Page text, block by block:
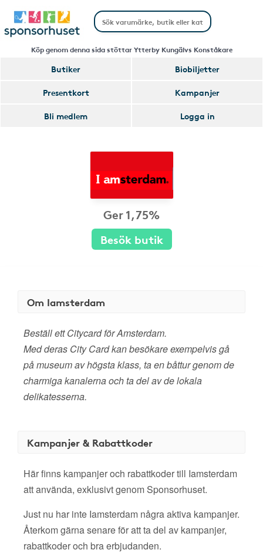
Köp genom denna sida stöttar Ytterby Kungälvs Konståkare
Butiker
Biobiljetter
Presentkort
Kampanjer
Bli medlem
Logga in
Ger 1,75%
Besök butik
Om Iamsterdam
Beställ ett Citycard för Amsterdam.
Med deras City Card kan besökare exempelvis gå
på museum av högsta klass, ta en båttur genom de
charmiga kanalerna och ta del av de lokala
delikatesserna.
Kampanjer & Rabattkoder
Här finns kampanjer och rabattkoder till Iamsterdam
att använda, exklusivt genom Sponsorhuset.
Just nu har inte Iamsterdam några aktiva kampanjer.
Återkom gärna senare för att ta del av kampanjer,
rabattkoder och bra erbjudanden.